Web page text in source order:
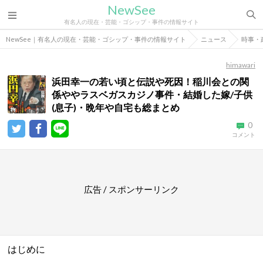
NewSee
有名人の現在・芸能・ゴシップ・事件の情報サイト
NewSee｜有名人の現在・芸能・ゴシップ・事件の情報サイト ニュース 時事・
himawari
浜田幸一の若い頃と伝説や死因！稲川会との関
係ややラスベガスカジノ事件・結婚した嫁/子供
(息子)・晩年や自宅も総まとめ
0
コメント
広告 / スポンサーリンク
はじめに